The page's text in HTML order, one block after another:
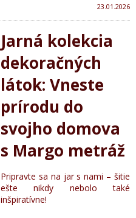
23.01.2026
Jarná kolekcia
dekoračných
látok: Vneste
prírodu do
svojho domova
s Margo metráž
Pripravte sa na jar s nami – šitie
ešte nikdy nebolo také
inšpiratívne!